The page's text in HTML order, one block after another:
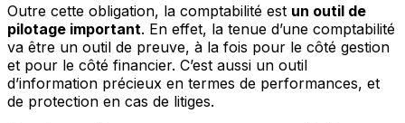
Outre cette obligation, la comptabilité est un outil de
pilotage important. En effet, la tenue d’une comptabilité
va être un outil de preuve, à la fois pour le côté gestion
et pour le côté financier. C’est aussi un outil
d’information précieux en termes de performances, et
de protection en cas de litiges.